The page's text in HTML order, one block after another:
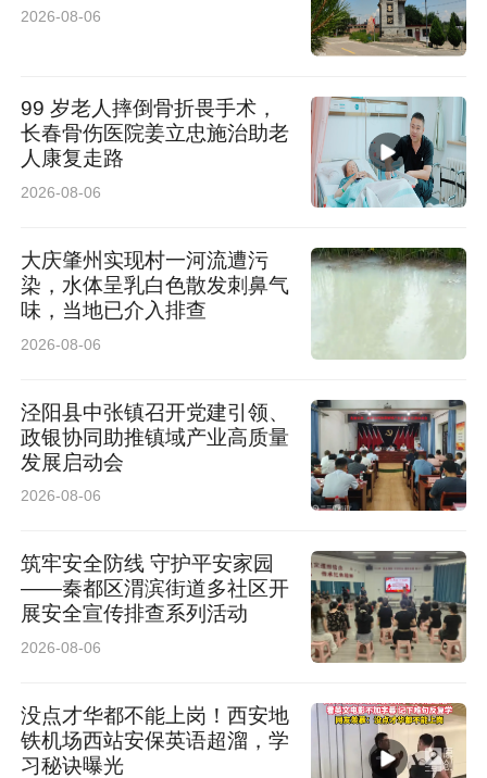
2026-08-06
99 岁老人摔倒骨折畏手术，
长春骨伤医院姜立忠施治助老
人康复走路
2026-08-06
大庆肇州实现村一河流遭污
染，水体呈乳白色散发刺鼻气
味，当地已介入排查
2026-08-06
泾阳县中张镇召开党建引领、
政银协同助推镇域产业高质量
发展启动会
2026-08-06
筑牢安全防线 守护平安家园
——秦都区渭滨街道多社区开
展安全宣传排查系列活动
2026-08-06
没点才华都不能上岗！西安地
铁机场西站安保英语超溜，学
习秘诀曝光